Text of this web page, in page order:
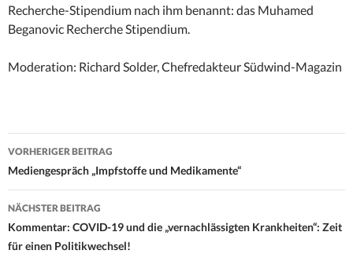
Recherche-Stipendium nach ihm benannt: das Muhamed
Beganovic Recherche Stipendium.
Moderation: Richard Solder, Chefredakteur Südwind-Magazin
Beitrags-
Navigation
VORHERIGER BEITRAG
Mediengespräch „Impfstoffe und Medikamente“
NÄCHSTER BEITRAG
Kommentar: COVID-19 und die „vernachlässigten Krankheiten“: Zeit
für einen Politikwechsel!